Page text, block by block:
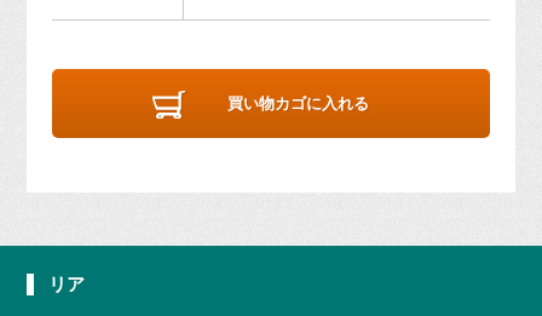
買い物カゴに入れる
リア